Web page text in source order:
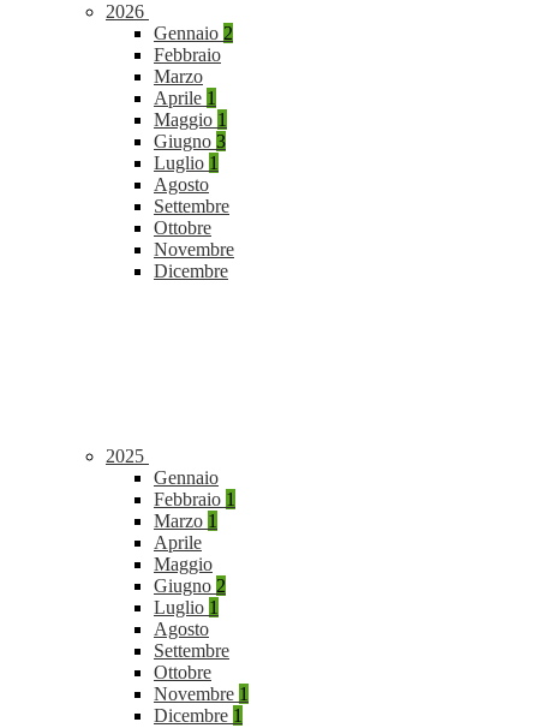
2026
Gennaio 2
Febbraio
Marzo
Aprile 1
Maggio 1
Giugno 3
Luglio 1
Agosto
Settembre
Ottobre
Novembre
Dicembre
2025
Gennaio
Febbraio 1
Marzo 1
Aprile
Maggio
Giugno 2
Luglio 1
Agosto
Settembre
Ottobre
Novembre 1
Dicembre 1